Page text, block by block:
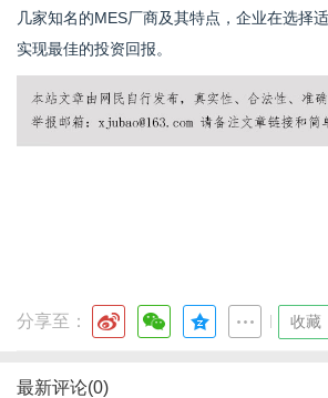
几家知名的MES厂商及其特点，企业在选择
实现最佳的投资回报。
分享至： 收藏
最新评论(0)